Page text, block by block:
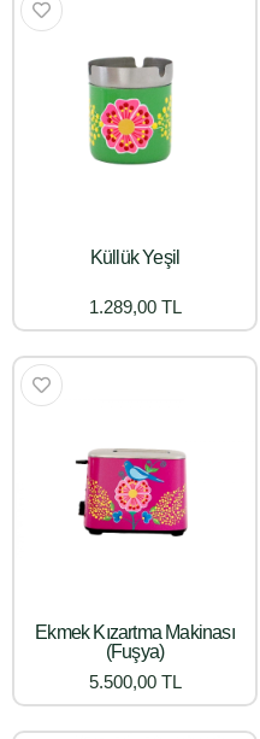
Küllük Yeşil
1.289,00 TL
Ekmek Kızartma Makinası
(Fuşya)
5.500,00 TL